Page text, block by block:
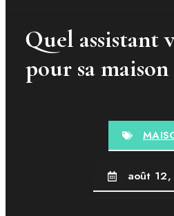
Quel assistant
pour sa
août